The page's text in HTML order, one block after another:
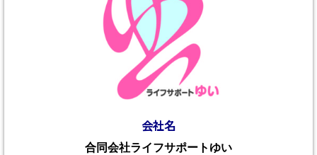
会社名
合同会社ライフサポートゆい